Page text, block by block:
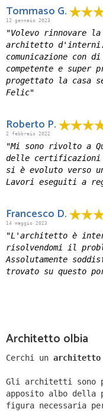
Tommaso G.
12 gennaio 2023
"Volevo rinnovare
architetto
comunicazione con
competente e super
progettato la casa
Felic"
Roberto P.
2 febbraio 2022
"Mi sono rivolto a
delle
si è evoluto verso
Lavori eseguiti a
Francesco D.
14 maggio 2023
"L'architetto è
risolvendomi il
Assolutamente
trovato su questo
Architetto olbia
Cerchi un
Gli architetti sono
apposito albo della
figura necessaria